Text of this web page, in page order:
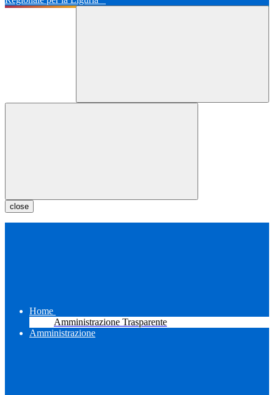
close
Home
Amministrazione Trasparente
Amministrazione